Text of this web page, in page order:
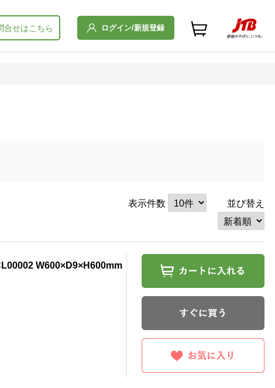
ログイン/新規登録
合せはこちら
表示件数 並び替え
W600×D9×H600mm